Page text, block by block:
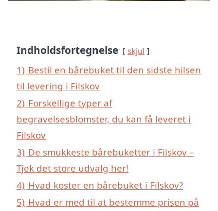
Indholdsfortegnelse skjul
1) Bestil en bårebuket til den sidste hilsen
til levering i Filskov
2) Forskellige typer af
begravelsesblomster, du kan få leveret i
Filskov
3) De smukkeste bårebuketter i Filskov –
Tjek det store udvalg her!
4) Hvad koster en bårebuket i Filskov?
5) Hvad er med til at bestemme prisen på